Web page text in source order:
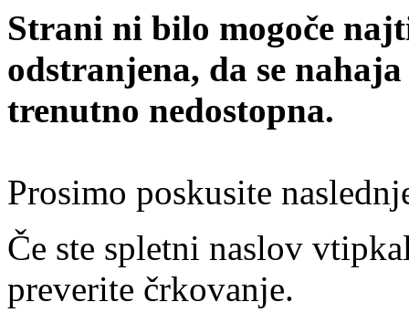
Strani ni bilo mogoče
odstranjena, da se
trenutno nedostopna.
Prosimo poskusite
Če ste spletni naslov
preverite črkovanje.